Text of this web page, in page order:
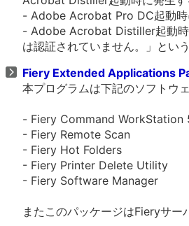
- Adobe Acrobat Pro DC起動時
- Adobe Acrobat Distiller起動時
は認証されていません。」とい
Fiery Extended Applications
本プログラムは下記のソフトウ
- Fiery Command WorkStation
- Fiery Remote Scan
- Fiery Hot Folders
- Fiery Printer Delete Utility
- Fiery Software Manager
またこのパッケージはFieryサ